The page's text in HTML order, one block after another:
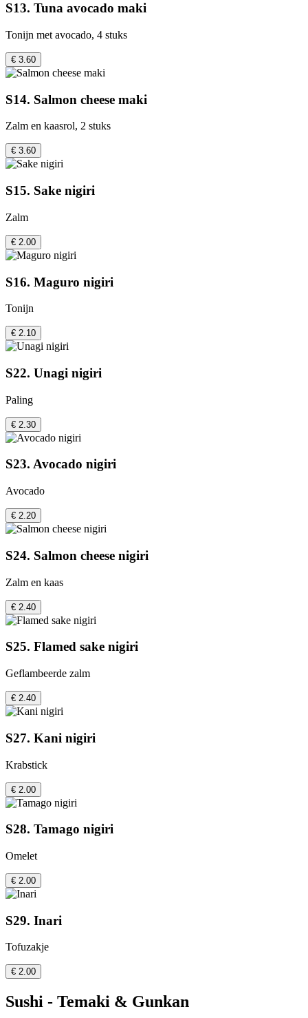
S13. Tuna avocado maki
Tonijn met avocado, 4 stuks
€ 3.60
S14. Salmon cheese maki
Zalm en kaasrol, 2 stuks
€ 3.60
S15. Sake nigiri
Zalm
€ 2.00
S16. Maguro nigiri
Tonijn
€ 2.10
S22. Unagi nigiri
Paling
€ 2.30
S23. Avocado nigiri
Avocado
€ 2.20
S24. Salmon cheese nigiri
Zalm en kaas
€ 2.40
S25. Flamed sake nigiri
Geflambeerde zalm
€ 2.40
S27. Kani nigiri
Krabstick
€ 2.00
S28. Tamago nigiri
Omelet
€ 2.00
S29. Inari
Tofuzakje
€ 2.00
Sushi - Temaki & Gunkan